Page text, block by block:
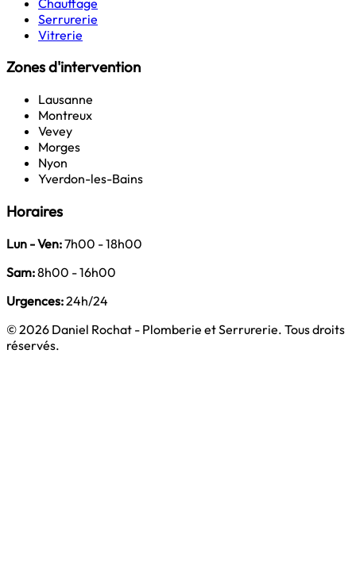
Serrurerie
Vitrerie
Zones d'intervention
Lausanne
Montreux
Vevey
Morges
Nyon
Yverdon-les-Bains
Horaires
Lun - Ven:7h00 - 18h00
Sam:8h00 - 16h00
Urgences:24h/24
© 2026 Daniel Rochat - Plomberie et Serrurerie. Tous droits
réservés.